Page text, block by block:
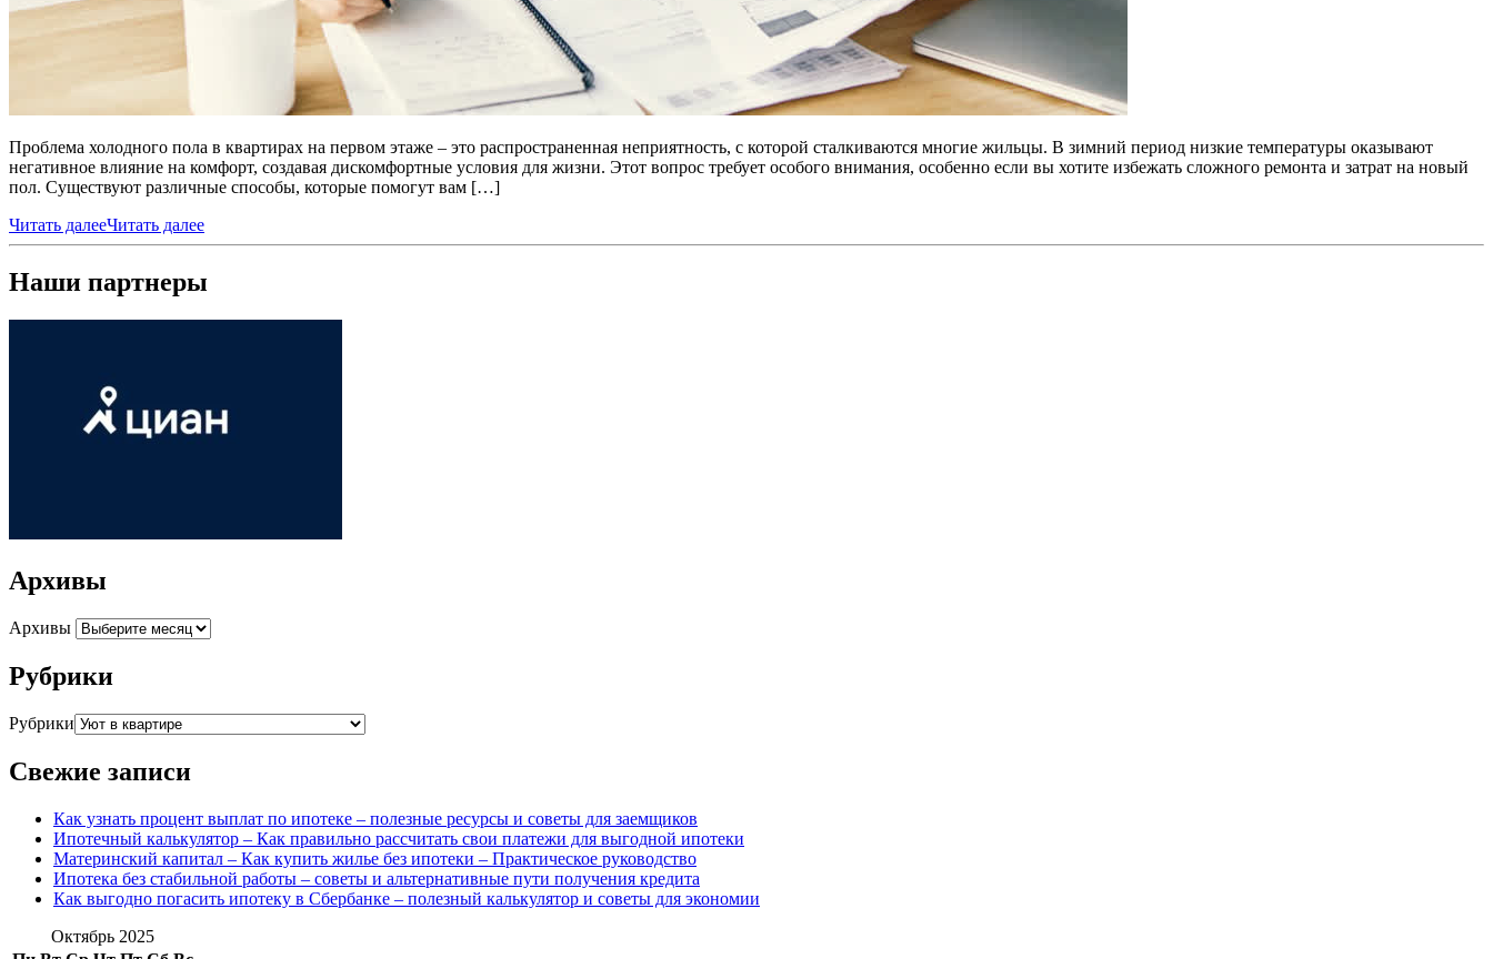
Проблема холодного пола в квартирах на первом этаже – это распространенная неприятность, с которой сталкиваются многие жильцы. В зимний период низкие температуры оказывают
негативное влияние на комфорт, создавая дискомфортные условия для жизни. Этот вопрос требует особого внимания, особенно если вы хотите избежать сложного ремонта и затрат на новый
пол. Существуют различные способы, которые помогут вам […]
Читать далееЧитать далее
Наши партнеры
Архивы
Архивы
Рубрики
Рубрики
Свежие записи
Как узнать процент выплат по ипотеке – полезные ресурсы и советы для заемщиков
Ипотечный калькулятор – Как правильно рассчитать свои платежи для выгодной ипотеки
Материнский капитал – Как купить жилье без ипотеки – Практическое руководство
Ипотека без стабильной работы – советы и альтернативные пути получения кредита
Как выгодно погасить ипотеку в Сбербанке – полезный калькулятор и советы для экономии
Октябрь 2025